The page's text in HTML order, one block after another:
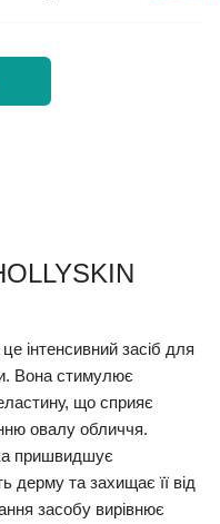
інтенсивний засіб для
Вона стимулює
що сприяє
овалу обличчя.
пришвидшує
дерму та захищає її від
засобу вирівнює